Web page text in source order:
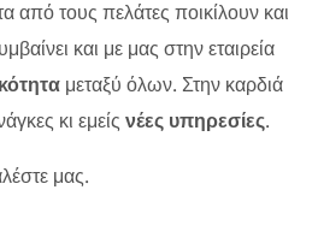
από τους πελάτες ποικίλουν και
και με μας στην εταιρεία
μεταξύ όλων. Στην καρδιά
κι εμείς νέες υπηρεσίες.
μας.